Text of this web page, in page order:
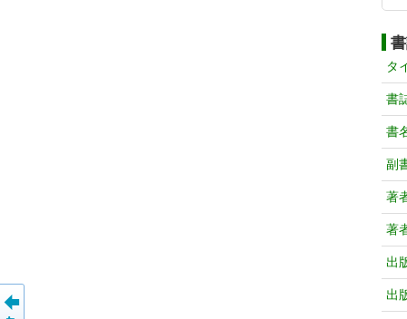
タ
書
書
副
著
著
出
出